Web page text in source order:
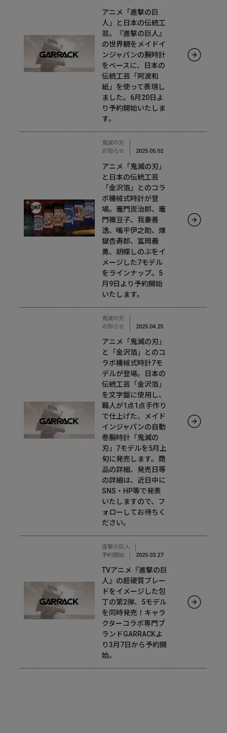
アニメ「進撃の巨
人」と日本の伝統工
芸。『進撃の巨人』
の世界観をメイドイ
ンジャパンの腕時計
をベースに、日本の
伝統工芸「阿波和
紙」を使って表現し
ました。6月20日よ
り予約開始いたしま
す。
鬼滅の刃
お知らせ
2025.05.02
アニメ「鬼滅の刃」
と日本の伝統工芸
「金沢箔」とのコラ
ボ機械式時計が登
場。竈門炭治郎、竈
門禰󠄀豆子、我妻善
逸、嘴平伊之助、煉󠄁
獄杏寿郎、冨岡義
勇、胡蝶しのぶをイ
メージした7モデル
をラインナップ。5
月9日より予約開始
いたします。
鬼滅の刃
お知らせ
2025.04.25
アニメ「鬼滅の刃」
と「金沢箔」とのコ
ラボ機械式時計7モ
デルが登場。日本の
伝統工芸「金沢箔」
を文字盤に使用し、
職人が1点1点手作り
で仕上げた、メイド
インジャパンの自動
巻腕時計「鬼滅の
刃」7モデルを5月上
旬に発売します。商
品の詳細、発売日等
の詳細は、近日中に
SNS・HP等で発表
いたしますので、フ
ォローしてお待ちく
ださい。
進撃の巨人
予約開始
2025.03.27
TVアニメ『進撃の巨
人』の超硬質ブレー
ドをイメージした包
丁の第2弾、5モデル
を同時発売！キャラ
クターコラボ専門ブ
ランドGARRACKよ
り3月7日から予約開
始。